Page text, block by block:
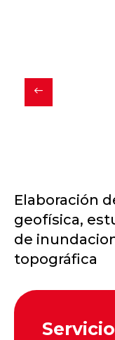
Elaboración
geofísica,
de
topográfica